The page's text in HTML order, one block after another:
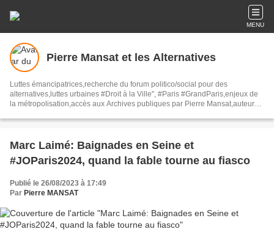
MENU
Pierre Mansat et les Alternatives
Luttes émancipatrices,recherche du forum politico/social pour des
alternatives,luttes urbaines #Droit à la Ville", #Paris #GrandParis,enjeux de
la métropolisation,accès aux Archives publiques par Pierre Mansat,auteur‼️
#Audin>bénevole Secours Populaire>Comité Laghouat-France>#Mumia
Marc Laimé: Baignades en Seine et
#JOParis2024, quand la fable tourne au fiasco
Publié le 26/08/2023 à 17:49
Par Pierre MANSAT